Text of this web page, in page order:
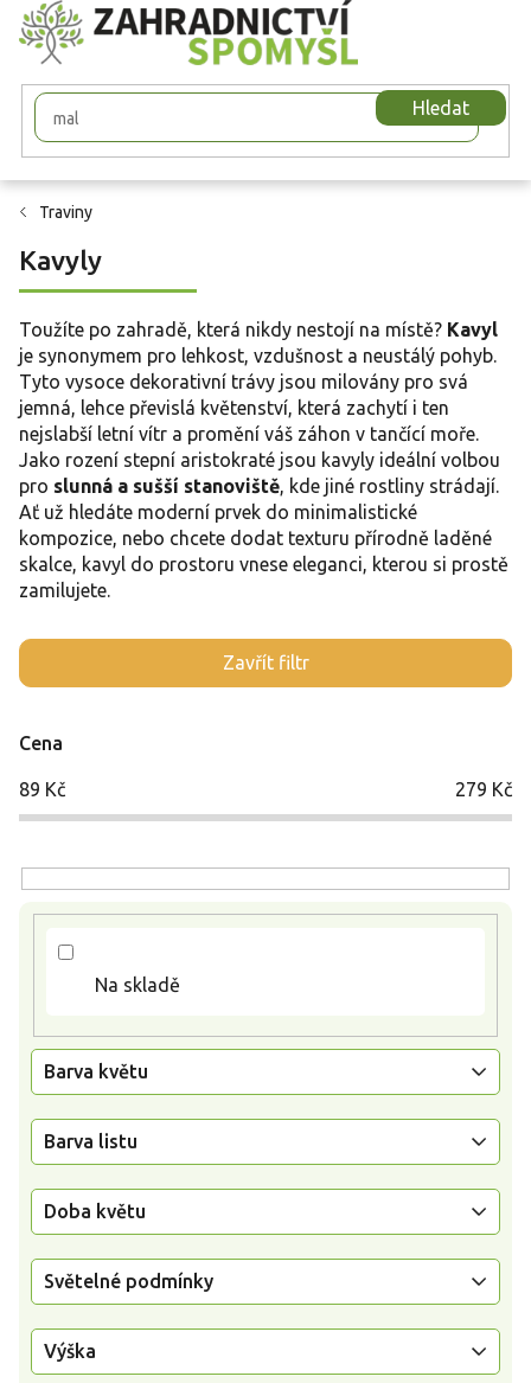
Přejít
na
obsah
Hledat
Traviny
Kavyly
Toužíte po zahradě, která nikdy nestojí na místě? Kavyl
je synonymem pro lehkost, vzdušnost a neustálý pohyb.
Tyto vysoce dekorativní trávy jsou milovány pro svá
jemná, lehce převislá květenství, která zachytí i ten
nejslabší letní vítr a promění váš záhon v tančící moře.
Jako rození stepní aristokraté jsou kavyly ideální volbou
pro slunná a sušší stanoviště , kde jiné rostliny strádají.
Ať už hledáte moderní prvek do minimalistické
kompozice, nebo chcete dodat texturu přírodně laděné
skalce, kavyl do prostoru vnese eleganci, kterou si prostě
zamilujete.
Zavřít filtr
Cena
89 Kč 279 Kč
Na skladě
Barva květu
Barva listu
Doba květu
Světelné podmínky
Výška
V
ý
s
p
u